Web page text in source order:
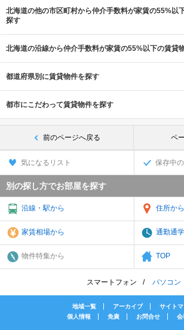
北海道の他の市区町村から仲介手数料が家賃の55%以
探す
北海道の沿線から仲介手数料が家賃の55%以下の賃貸
都道府県別に賃貸物件を探す
都市にこだわって賃貸物件を探す
前のページへ戻る ペ
気になるリスト 保存中
別の探し方でお部屋を探す
沿線・駅から 住所から
家賃相場から 通勤通
物件特集から TOP
スマートフォン パソコン
地域一覧 アーカイブ
サイト
個人情報
免責 お問合せ 会